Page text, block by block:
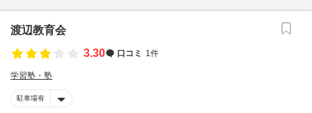
渡辺教育会
3.30
口コミ 1件
学習塾・塾
駐車場有